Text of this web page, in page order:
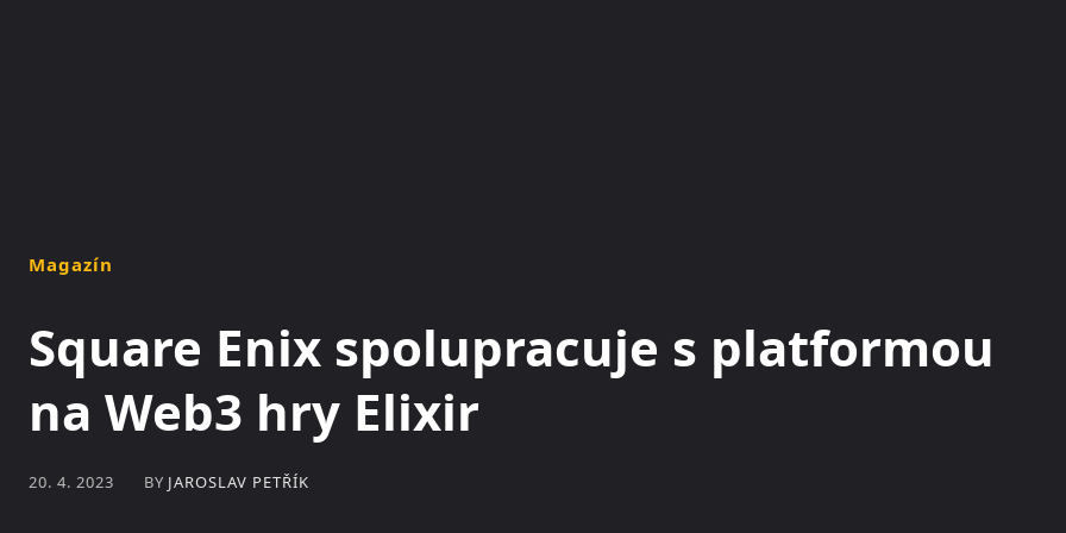
Magazín
Square Enix spolupracuje s platformou
na Web3 hry Elixir
20. 4. 2023 BY JAROSLAV PETŘÍK